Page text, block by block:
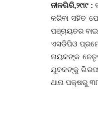
ନୀଳଗିରି,୨୯ା୯ :
କରିବା ସହିତ
ପଞ୍ଚାୟତର
ଏସଡିପିଓ
ନାୟକଙ୍କ
ଯୁବକଙ୍କୁ ଗିରଫ
ଥାନା ପକ୍ଷରୁ